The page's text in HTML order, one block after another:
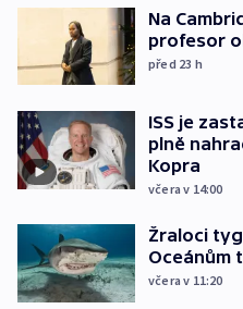
Na
profesor
před 23 h
ISS je
plně
Kopra
včera v 14:00
Žraloci
Oceánům
včera v 11:20